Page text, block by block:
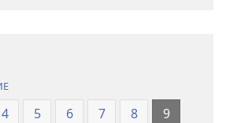
4 5 6 7 8
9